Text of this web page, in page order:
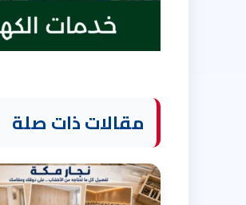
مقالات ذات صلة